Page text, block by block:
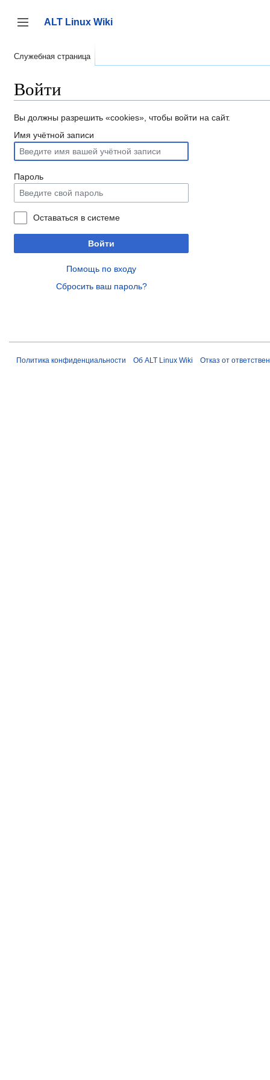
содержанию
Переключить боковую панель
ALT Linux Wiki
Служебная страница
Войти
Вы должны разрешить «cookies», чтобы войти на сайт.
Имя учётной записи
Пароль
Оставаться в системе
Войти
Помощь по входу
Сбросить ваш пароль?
Политика конфиденциальности Об ALT Linux Wiki Отказ от